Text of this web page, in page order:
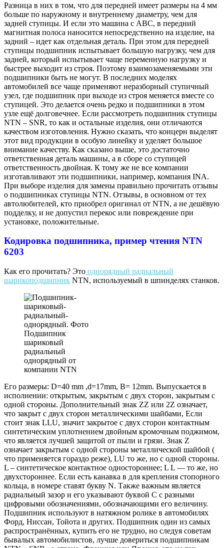
Разница в них в том, что для передней имеет размеры на 4 мм
больше по наружному и внутреннему диаметру, чем для
задней ступицы. И если это машина с АВС, в передний
магнитная полоса наносится непосредственно на изделие, на
задний – идет как отдельная деталь. При этом для передней
ступицы подшипник испытывает большую нагрузку, чем для
задней, который испытывает чаще переменную нагрузку и
быстрее выходит из строя. Поэтому взаимозаменяемыми эти
подшипники быть не могут. В последних моделях
автомобилей все чаще применяют неразборный ступичный
узел, где подшипник при выходе из строя меняется вместе со
ступицей. Это делается очень редко и подшипники в этом
узле ещё долговечнее. Если рассмотреть подшипник ступицы
NTN – SNR, то как и остальные изделия, они отличаются
качеством изготовления. Нужно сказать, что концерн выделят
этот вид продукции в особую линейку и уделяет большое
внимание качеству. Как сказано выше, это достаточно
ответственная деталь машины, а в сборе со ступицей
ответственность двойная. К тому же не все компании
изготавливают эти подшипники, например, компания INA.
При выборе изделия для замены правильно прочитать отзывы
о подшипниках ступицы NTN. Отзывы, в основном от тех
автолюбителей, кто приобрел оригинал от NTN, а не дешёвую
подделку, и не допустил перекос или повреждение при
установке, положительные.
Кодировка подшипника, пример чтения NTN
6203
Как его прочитать? Это однорядный радиальный
шарикоподшипник NTN, используемый в шпинделях станков.
Подшипник
шариковый
радиальный
однорядный от
компании NTN
Его размеры: D=40 mm ,d=17mm, B= 12mm. Выпускается в
исполнении: открытым, закрытым с двух сторон, закрытым с
одной стороны. Дополнительный знак ZZ или 2Z означает,
что закрыт с двух сторон металлическими шайбами, Если
стоит знак LLU, значит закрытое с двух сторон контактным
синтетическим уплотнением двойным кромочным поджимом,
что является лучшей защитой от пыли и грязи. Знак Z
означает закрытым с одной стороны металлической шайбой (
что применяется гораздо реже), LU то же, но с одной стороны.
L – синтетическое контактное одностороннее; L L — то же, но
двухстороннее. Если есть канавка в для крепления стопорного
кольца, в номере ставят букву N. Также важным является
радиальный зазор и его указывают буквой С с разными
цифровыми обозначениями, обозначающими его величину.
Подшипник используют в натяжном ролике в автомобилях
Форд, Ниссан, Тойота и других. Подшипник один из самых
распространённых, купить его не трудно, но следуя советам
бывалых автомобилистов, лучше довериться подшипникам